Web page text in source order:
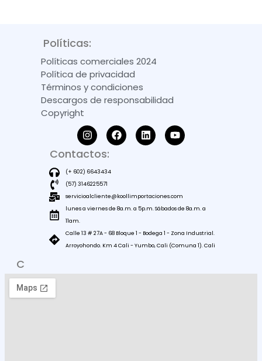
Políticas:
Políticas comerciales 2024
Política de privacidad
Términos y condiciones
Descargos de responsabilidad
Copyright
Contactos:
(+ 602) 6643434
(57) 3146225571
servicioalcliente@koollimportaciones.com
lunes a viernes de 8a.m. a 5p.m. Sábados de 8a.m. a
11am.
Calle 13 # 27A - 68 Bloque 1 - Bodega 1 - Zona Industrial.
Arroyohondo. Km 4 Cali - Yumbo, Cali (Comuna 1). Cali
C
O
M
O